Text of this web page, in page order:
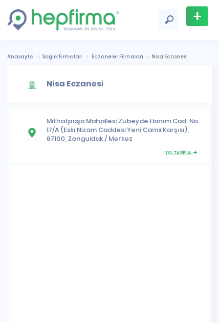
+
Anasayfa Sağlık Firmaları Eczaneler Firmaları Nisa Eczanesi
Nisa Eczanesi
Mithatpaşa Mahallesi Zübeyde Hanım Cad. No:
17/A (Eski Nizam Caddesi Yeni Camii Karşısı),
67100, Zonguldak/ Merkez
YOL TARİFİ AL